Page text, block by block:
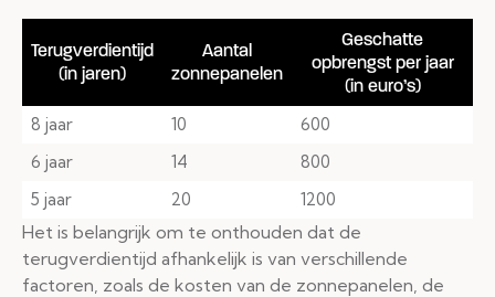
Terugverdientijd
(in jaren)
Aantal
zonnepanelen
Geschatte
opbrengst per jaar
(in euro’s)
8 jaar
10
600
6 jaar
14
800
5 jaar
20 1200
Het is belangrijk om te onthouden dat de
terugverdientijd afhankelijk is van verschillende
factoren, zoals de kosten van de zonnepanelen, de